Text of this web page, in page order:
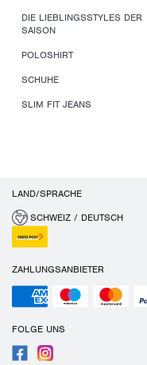
DIE LIEBLINGSSTYLES DER
SAISON
POLOSHIRT
SCHUHE
SLIM FIT JEANS
LAND/SPRACHE
SCHWEIZ / DEUTSCH
ZAHLUNGSANBIETER
FOLGE UNS